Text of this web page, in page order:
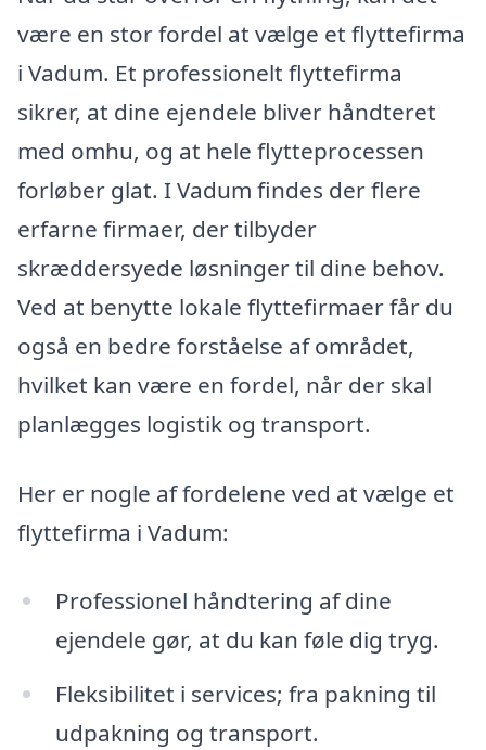
være en stor fordel at vælge et flyttefirma
i Vadum. Et professionelt flyttefirma
sikrer, at dine ejendele bliver håndteret
med omhu, og at hele flytteprocessen
forløber glat. I Vadum findes der flere
erfarne firmaer, der tilbyder
skræddersyede løsninger til dine behov.
Ved at benytte lokale flyttefirmaer får du
også en bedre forståelse af området,
hvilket kan være en fordel, når der skal
planlægges logistik og transport.
Her er nogle af fordelene ved at vælge et
flyttefirma i Vadum:
Professionel håndtering af dine
ejendele gør, at du kan føle dig tryg.
Fleksibilitet i services; fra pakning til
udpakning og transport.